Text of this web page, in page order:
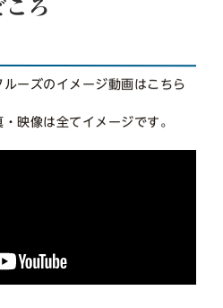
ころ
ーズのイメージ動画はこちら
映像は全てイメージです。